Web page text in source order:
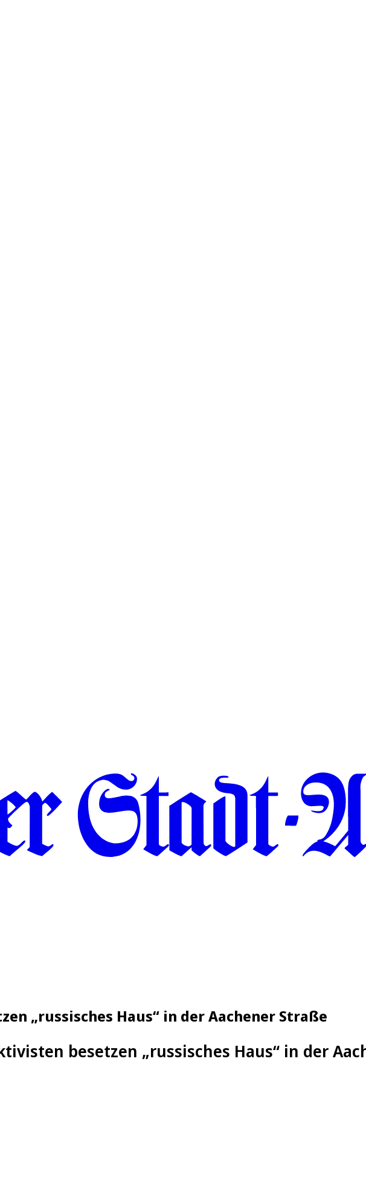
„russisches Haus“ in der Aachener Straße
besetzen „russisches Haus“ in der